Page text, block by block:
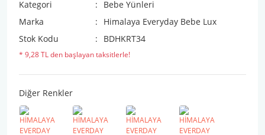
Kategori
Bebe Yünleri
Marka
Himalaya Everyday Bebe Lux
Stok Kodu
BDHKRT34
* 9,28 TL den başlayan taksitlerle!
Diğer Renkler